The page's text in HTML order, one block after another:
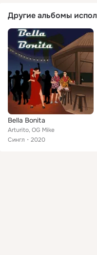
Другие альбомы
Bella Bonita
Arturito, OG Mike
Сингл
2020